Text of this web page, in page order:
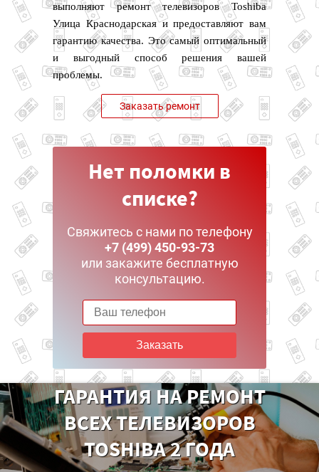
выполняют ремонт телевизоров Toshiba
Улица Краснодарская и предоставляют вам
гарантию качества. Это самый оптимальный
и выгодный способ решения вашей
проблемы.
Заказать ремонт
Нет поломки в
списке?
Свяжитесь с нами по телефону
+7 (499) 450-93-73
или закажите бесплатную
консультацию.
Заказать
ГАРАНТИЯ НА РЕМОНТ
ВСЕХ ТЕЛЕВИЗОРОВ
TOSHIBA 2 ГОДА